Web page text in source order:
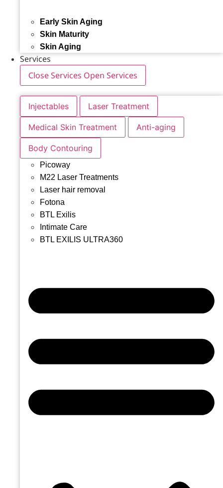
Early Skin Aging
Skin Maturity
Skin Aging
Services
Close Services Open Services
Injectables Laser Treatment
Medical Skin Treatment Anti-aging
Body Contouring
Picoway
M22 Laser Treatments
Laser hair removal
Fotona
BTL Exilis
Intimate Care
BTL EXILIS ULTRA360